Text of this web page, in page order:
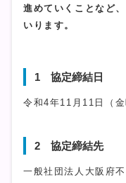
進めていくことなど
いります。
1 協定締結日
令和4年11月11日（金
2 協定締結先
一般社団法人大阪府